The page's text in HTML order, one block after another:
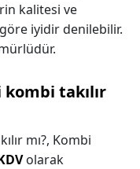
kalitesi ve
iyidir denilebilir.
takılır
mı?, Kombi
olarak